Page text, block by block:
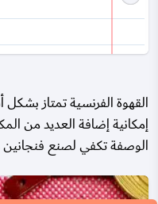
القهوة الفرنسية تمتاز
إمكانية إضافة العديد من
الوصفة تكفي لصنع فنجانين